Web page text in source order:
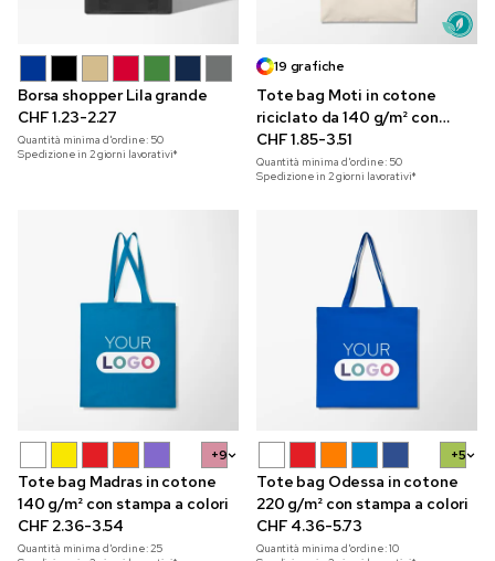
Borsa shopper Lila grande
CHF 1.23-2.27
Quantità minima d'ordine: 50
Spedizione in 2 giorni lavorativi*
19 grafiche
Tote bag Moti in cotone
riciclato da 140 g/m² con
stampa a colori
CHF 1.85-3.51
Quantità minima d'ordine: 50
Spedizione in 2 giorni lavorativi*
+9
Tote bag Madras in cotone
140 g/m² con stampa a colori
CHF 2.36-3.54
Quantità minima d'ordine:25
+5
Tote bag Odessa in cotone
220 g/m² con stampa a colori
CHF 4.36-5.73
Quantità minima d'ordine:10